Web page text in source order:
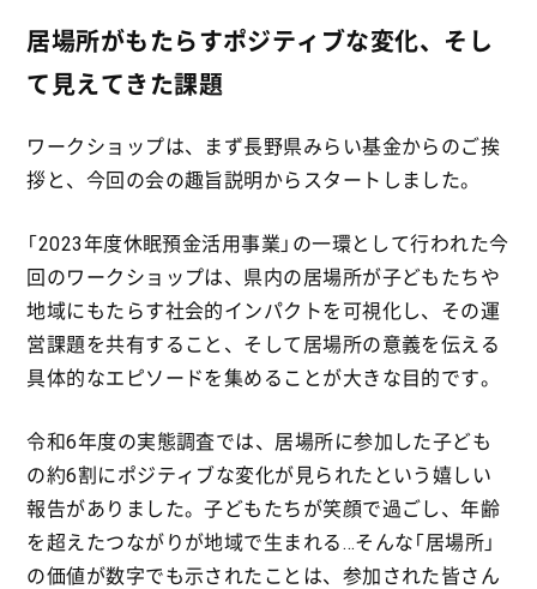
居場所がもたらすポジティブな変化、そし
て見えてきた課題
ワークショップは、まず長野県みらい基金からのご挨
拶と、今回の会の趣旨説明からスタートしました。
「2023年度休眠預金活用事業」の一環として行われた今
回のワークショップは、県内の居場所が子どもたちや
地域にもたらす社会的インパクトを可視化し、その運
営課題を共有すること、そして居場所の意義を伝える
具体的なエピソードを集めることが大きな目的です。
令和6年度の実態調査では、居場所に参加した子ども
の約6割にポジティブな変化が見られたという嬉しい
報告がありました。子どもたちが笑顔で過ごし、年齢
を超えたつながりが地域で生まれる…そんな「居場所」
の価値が数字でも示されたことは、参加された皆さん